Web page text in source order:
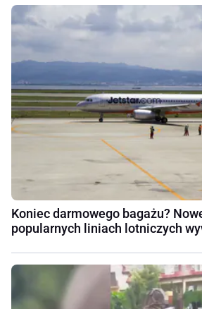
Koniec darmowego bagażu?
popularnych liniach lotniczych